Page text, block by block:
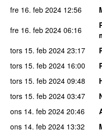
fre 16. feb 2024 12:56
fre 16. feb 2024 06:16
tors 15. feb 2024 23:17
tors 15. feb 2024 16:00
tors 15. feb 2024 09:48
tors 15. feb 2024 03:47
ons 14. feb 2024 20:46
ons 14. feb 2024 13:32